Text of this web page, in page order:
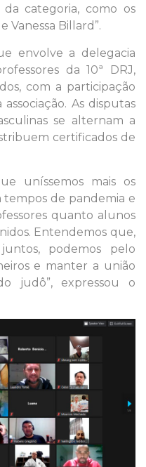
da categoria, como os
Vanessa Billard”.
envolve a delegacia
da 10ª DRJ,
com a participação
As disputas
se alternam a
certificados de
uníssemos mais os
tempos de pandemia e
quanto alunos
Entendemos que,
podemos pelo
e manter a união
judô”, expressou o